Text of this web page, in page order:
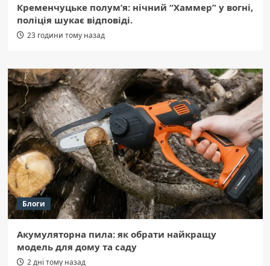
Кременчуцьке полум’я: нічний “Хаммер” у вогні,
поліція шукає відповіді.
23 години тому назад
Блоги
Акумуляторна пила: як обрати найкращу
модель для дому та саду
2 дні тому назад